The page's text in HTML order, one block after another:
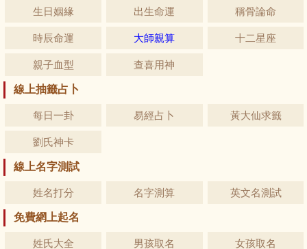
生日姻緣 出生命運 稱骨論命
時辰命運 大師親算 十二星座
親子血型 查喜用神
線上抽籤占卜
每日一卦 易經占卜 黃大仙求籤
劉氏神卡
線上名字測試
姓名打分 名字測算 英文名測試
免費網上起名
姓氏大全 男孩取名 女孩取名